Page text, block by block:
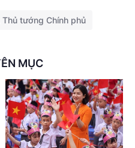
Thủ tướng Chính phủ
MỤC